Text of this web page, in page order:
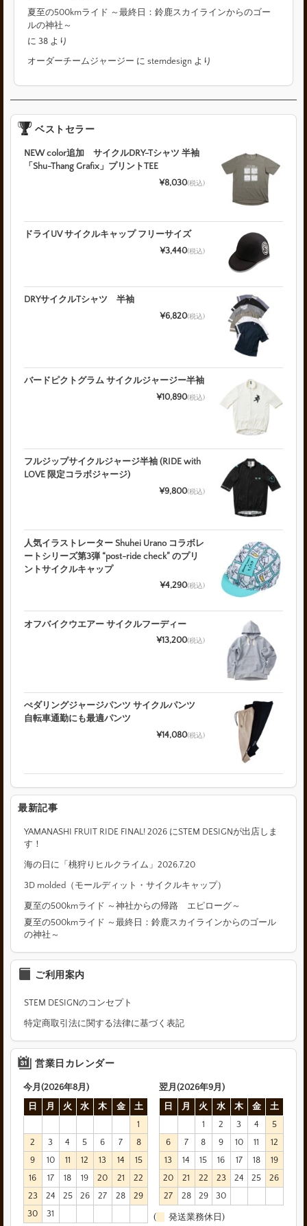
夏至の500kmライド ～最終日：鈴鹿スカイラインからのゴー
ルの神社～
に38 より
オーダーチームジャージー にstemdesign より
ベストセラー
NEW color追加 サイクルDRY-Tシャツ 半袖
「Shu-Thang Grafix」プリントTEE
¥8,030(税込)
ドライUV サイクルキャップ フリーサイズ
¥3,440(税込)
DRYサイクルTシャツ 半袖
¥6,820(税込)
バードピクトグラム サイクルジャージー半袖
¥10,890(税込)
フルジップサイクルジャージ半袖 (RIDE with
LOVE 限定コラボジャージ)
¥9,800(税込)
人気イラストレーター Shuhei Urano コラボレ
ートシリーズ第3弾 “post-ride check” のプリ
ントサイクルキャップ
¥4,290(税込)
オフバイクウエアー サイクルフーディー
¥13,200(税込)
ぺダリングジャージパンツ サイクルパンツ
自転車通勤にも最適パンツ
¥14,080(税込)
最新記事
YAMANASHI FRUIT RIDE FINAL! 2026 にSTEM DESIGNが出店しま
す！
海の日に「桃狩りヒルクライム」2026.7.20
3D molded（モールディット・サイクルキャップ）
夏至の500kmライド ～神社からの帰路 エピローグ～
夏至の500kmライド ～最終日：鈴鹿スカイラインからのゴール
の神社～
ご利用案内
STEM DESIGNのコンセプト
特定商取引法に関する法律に基づく表記
営業日カレンダー
今月(2026年8月)
日
月 火 水 木 金
土
1
2
3 4 5 6 7
8
9
10 11 12 13 14
15
16
17 18 19 20 21
22
23
24 25 26 27 28
29
30
31
翌月(2026年9月)
日
月 火 水 木 金
土
1
2 3 4
5
6
7 8 9 10 11
12
13
14 15 16 17 18
19
20
21 22 23 24 25
26
27
28 29 30
( 発送業務休日)